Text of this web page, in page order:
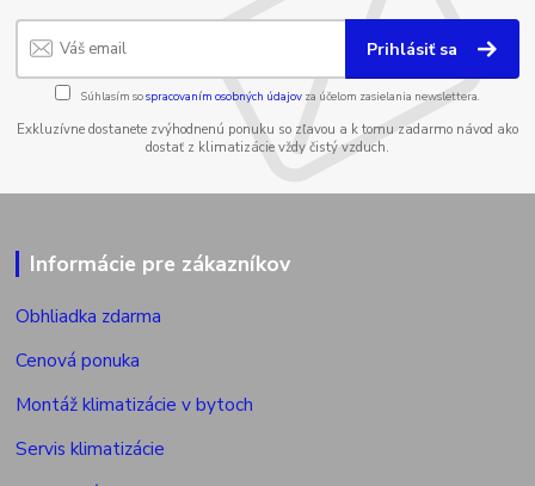
Prihlásiť sa
Súhlasím sospracovaním osobných údajov za účelom zasielania newslettera.
Exkluzívne dostanete zvýhodnenú ponuku so zľavou a k tomu zadarmo návod ako
dostať z klimatizácie vždy čistý vzduch.
Informácie pre zákazníkov
Obhliadka zdarma
Cenová ponuka
Montáž klimatizácie v bytoch
Servis klimatizácie